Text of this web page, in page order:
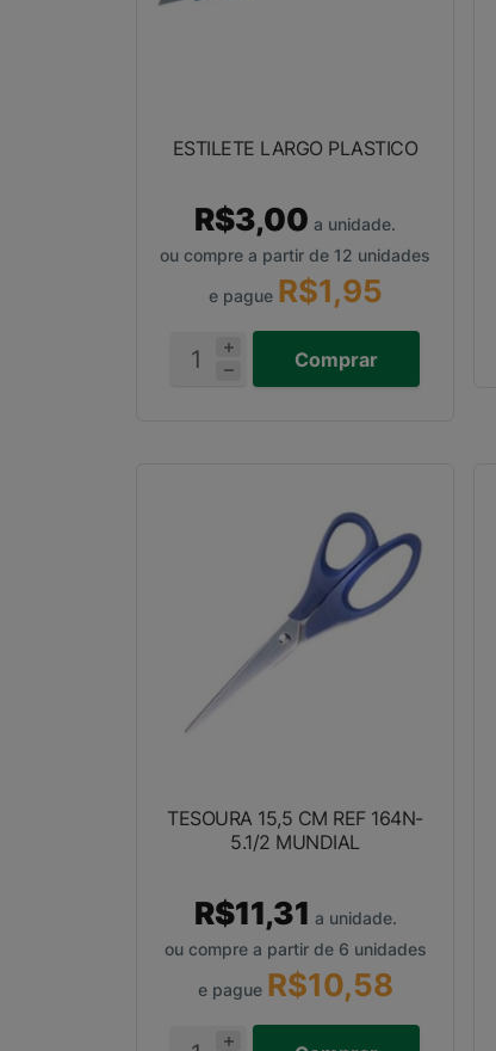
ESTILETE LARGO PLASTICO
R$3,00 a unidade.
ou compre a partir de 12 unidades
e pague R$1,95
Comprar
TESOURA 15,5 CM REF 164N-
5.1/2 MUNDIAL
R$11,31 a unidade.
ou compre a partir de 6 unidades
e pague R$10,58